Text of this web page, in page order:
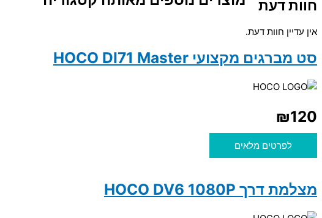
חוות דעת
אין עדיין חוות דעת.
סט מברגים מקצועי HOCO DI71 Master
₪120
לפרטים מלאים
מצלמת דרך HOCO DV6 1080P